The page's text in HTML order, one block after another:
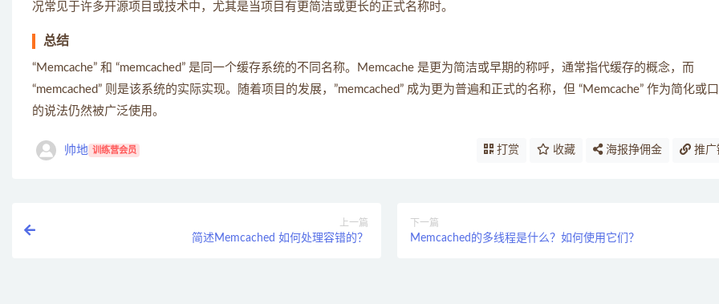
况常见于许多开源项目或技术中，尤其是当项目有更简洁或更长的正式名称时。
总结
“Memcache” 和 “memcached” 是同一个缓存系统的不同名称。Memcache 是更为简洁或早期的称呼，通常指代缓存的概念，而
“memcached” 则是该系统的实际实现。随着项目的发展，”memcached” 成为更为普遍和正式的名称，但 “Memcache” 作为简化或
的说法仍然被广泛使用。
帅地 训练营会员 打赏 收藏 海报挣佣金 推广
上一篇
简述Memcached 如何处理容错的？
下一篇
Memcached的多线程是什么？如何使用它们？